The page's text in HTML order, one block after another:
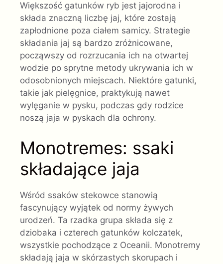
Większość gatunków ryb jest jajorodna i
składa znaczną liczbę jaj, które zostają
zapłodnione poza ciałem samicy. Strategie
składania jaj są bardzo zróżnicowane,
począwszy od rozrzucania ich na otwartej
wodzie po sprytne metody ukrywania ich w
odosobnionych miejscach. Niektóre gatunki,
takie jak pielęgnice, praktykują nawet
wylęganie w pysku, podczas gdy rodzice
noszą jaja w pyskach dla ochrony.
Monotremes: ssaki
składające jaja
Wśród ssaków stekowce stanowią
fascynujący wyjątek od normy żywych
urodzeń. Ta rzadka grupa składa się z
dziobaka i czterech gatunków kolczatek,
wszystkie pochodzące z Oceanii. Monotremy
składają jaja w skórzastych skorupach i